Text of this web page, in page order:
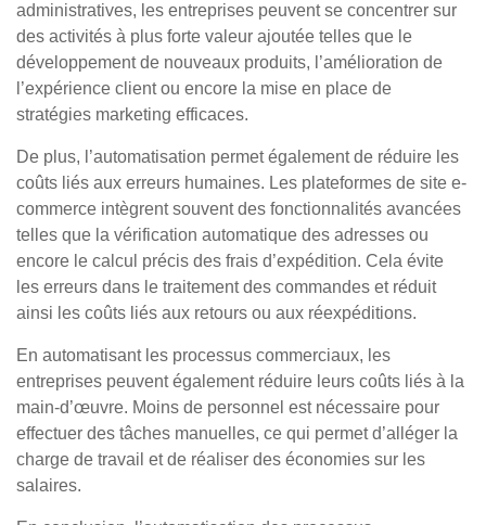
administratives, les entreprises peuvent se concentrer sur
des activités à plus forte valeur ajoutée telles que le
développement de nouveaux produits, l’amélioration de
l’expérience client ou encore la mise en place de
stratégies marketing efficaces.
De plus, l’automatisation permet également de réduire les
coûts liés aux erreurs humaines. Les plateformes de site e-
commerce intègrent souvent des fonctionnalités avancées
telles que la vérification automatique des adresses ou
encore le calcul précis des frais d’expédition. Cela évite
les erreurs dans le traitement des commandes et réduit
ainsi les coûts liés aux retours ou aux réexpéditions.
En automatisant les processus commerciaux, les
entreprises peuvent également réduire leurs coûts liés à la
main-d’œuvre. Moins de personnel est nécessaire pour
effectuer des tâches manuelles, ce qui permet d’alléger la
charge de travail et de réaliser des économies sur les
salaires.